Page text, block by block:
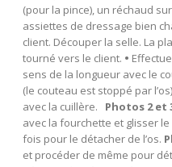
(pour la pince), un réchaud
assiettes de dressage bien
client. Découper la selle. La
tourné vers le client. •
sens de la longueur avec le
(le couteau est stoppé par
avec la cuillère. Photos 2 et
avec la fourchette et glisser
fois pour le détacher de l’os.
et procéder de même pour